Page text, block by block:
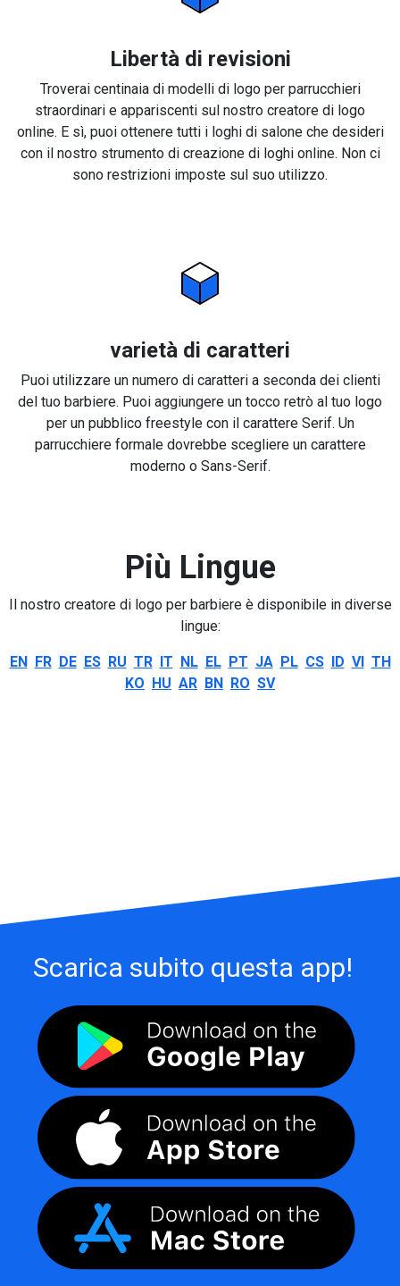
Libertà di revisioni
Troverai centinaia di modelli di logo per parrucchieri
straordinari e appariscenti sul nostro creatore di logo
online. E sì, puoi ottenere tutti i loghi di salone che desideri
con il nostro strumento di creazione di loghi online. Non ci
sono restrizioni imposte sul suo utilizzo.
varietà di caratteri
Puoi utilizzare un numero di caratteri a seconda dei clienti
del tuo barbiere. Puoi aggiungere un tocco retrò al tuo logo
per un pubblico freestyle con il carattere Serif. Un
parrucchiere formale dovrebbe scegliere un carattere
moderno o Sans-Serif.
Più Lingue
Il nostro creatore di logo per barbiere è disponibile in diverse
lingue:
EN FR DE ES RU TR IT NL EL PT JA PL CS ID VI TH
KO HU AR BN RO SV
Scarica subito questa app!